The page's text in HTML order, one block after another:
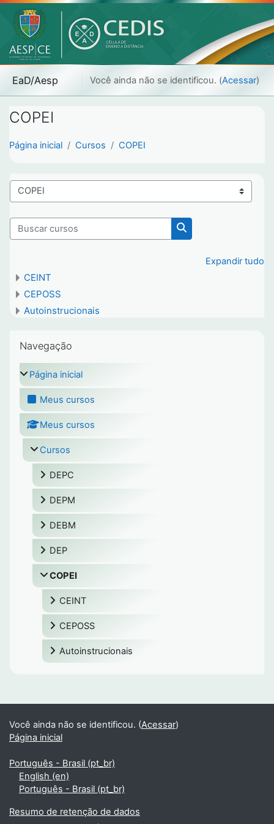
EaD/Aesp Você ainda não se identificou. (Acessar)
COPEI
Página inicial Cursos COPEI
Categorias de Cursos
Buscar cursos
Buscar cursos
Expandir tudo
CEINT
CEPOSS
Autoinstrucionais
Navegação
Página inicial
Meus cursos
Meus cursos
Cursos
DEPC
DEPM
DEBM
DEP
COPEI
CEINT
CEPOSS
Autoinstrucionais
Você ainda não se identificou. (Acessar)
Página inicial
Português - Brasil ‎(pt_br)‎
English ‎(en)‎
Português - Brasil ‎(pt_br)‎
Resumo de retenção de dados